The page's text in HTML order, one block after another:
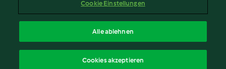
Impressum
Inhalt melden
Cookie Einstellungen
Alle ablehnen
Cookies akzeptieren